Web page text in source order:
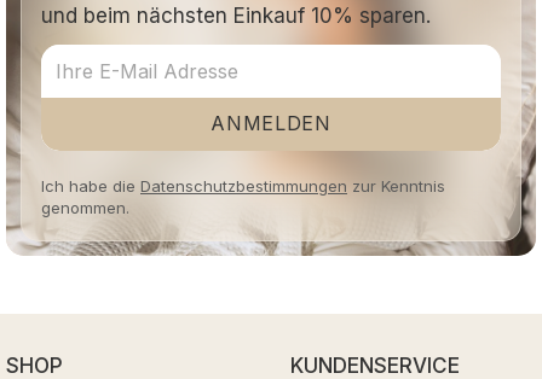
und beim nächsten Einkauf 10% sparen.
ANMELDEN
Ich habe die Datenschutzbestimmungen zur Kenntnis
genommen.
SHOP KUNDENSERVICE